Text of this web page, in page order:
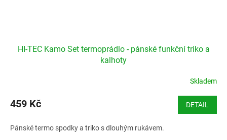
HI-TEC Kamo Set termoprádlo - pánské funkční triko a
kalhoty
Skladem
459 Kč DETAIL
Pánské termo spodky a triko s dlouhým rukávem.